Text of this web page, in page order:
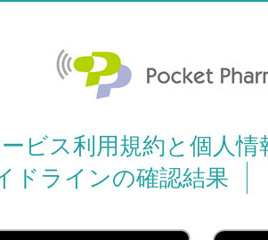
ビス利用規約と個人
ドラインの確認結果